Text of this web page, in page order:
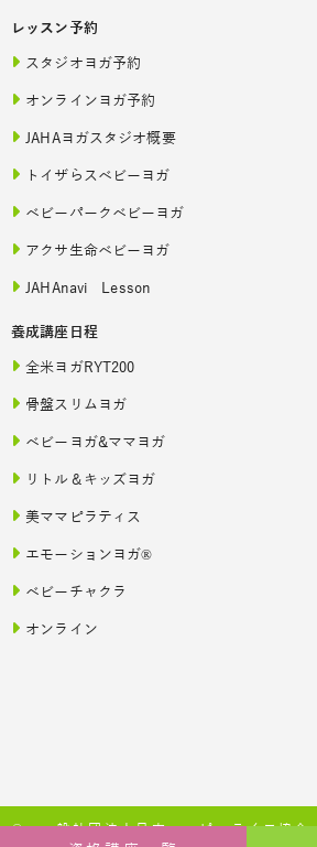
レッスン予約
スタジオヨガ予約
オンラインヨガ予約
JAHAヨガスタジオ概要
トイザらスベビーヨガ
ベビーパークベビーヨガ
アクサ生命ベビーヨガ
JAHAnavi Lesson
養成講座日程
全米ヨガRYT200
骨盤スリムヨガ
ベビーヨガ&ママヨガ
リトル＆キッズヨガ
美ママピラティス
エモーションヨガ®
ベビーチャクラ
オンライン
© 一般社団法人日本ハッピーライフ協会